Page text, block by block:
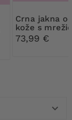
Crna jakna od eko
kože s
73,99 €
